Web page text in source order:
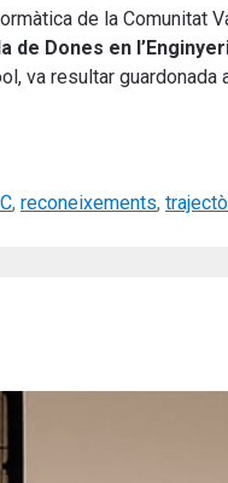
de la Comunitat
de Dones en
va resultar guardonada
, reconeixements,